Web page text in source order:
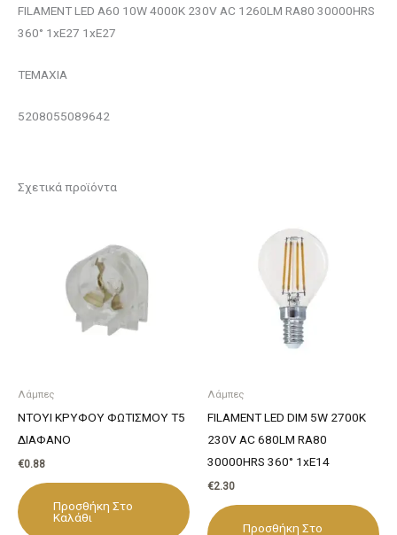
FILAMENT LED A60 10W 4000K 230V AC 1260LM RA80 30000HRS
360° 1xE27 1xE27
ΤΕΜΑΧΙΑ
5208055089642
Σχετικά προϊόντα
Λάμπες
ΝΤΟΥΙ ΚΡΥΦΟΥ ΦΩΤΙΣΜΟΥ Τ5
ΔΙΑΦΑΝΟ
€0.88
Προσθήκη Στο
Καλάθι
Λάμπες
FILAMENT LED DIM 5W 2700K
230V AC 680LM RA80
30000HRS 360° 1xE14
€2.30
Προσθήκη Στο